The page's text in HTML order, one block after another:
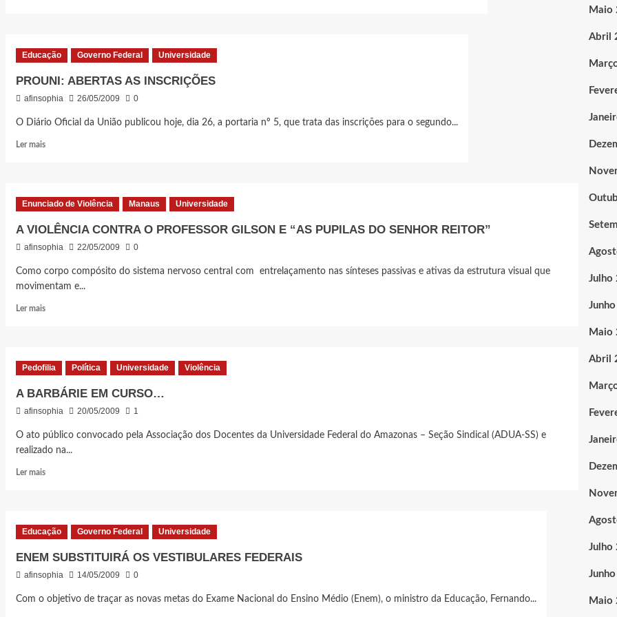
O
2009
ESTÃO
Educação Governo Federal Universidade
PROUNI: ABERTAS AS INSCRIÇÕES
afinsophia 26/05/2009 0
O Diário Oficial da União publicou hoje, dia 26, a portaria nº 5, que trata das inscrições para o segundo...
Ler maisLeia
AS
INSCRIÇÕES
Enunciado de Violência Manaus Universidade
A VIOLÊNCIA CONTRA O PROFESSOR GILSON E “AS PUPILAS DO SENHOR REITOR”
afinsophia 22/05/2009 0
Como corpo compósito do sistema nervoso central com entrelaçamento nas sínteses passivas e ativas da estrutura visual que
movimentam e...
Ler maisLeia
CONTRA
PROFESSOR
GILSON
“AS
PUPILAS
SENHOR
Pedofilia Política Universidade Violência
A BARBÁRIE EM CURSO…
afinsophia 20/05/2009 1
O ato público convocado pela Associação dos Docentes da Universidade Federal do Amazonas – Seção Sindical (ADUA-SS) e
realizado na...
Ler maisLeia
EM
Educação Governo Federal Universidade
ENEM SUBSTITUIRÁ OS VESTIBULARES FEDERAIS
afinsophia 14/05/2009 0
Com o objetivo de traçar as novas metas do Exame Nacional do Ensino Médio (Enem), o ministro da Educação, Fernando...
Maio
Abril
Julho
Maio
Abril
Julho
Maio